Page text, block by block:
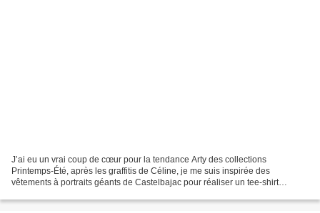
J’ai eu un vrai coup de cœur pour la tendance Arty des collections
Printemps-Été, après les graffitis de Céline, je me suis inspirée des
vêtements à portraits géants de Castelbajac pour réaliser un tee-shirt